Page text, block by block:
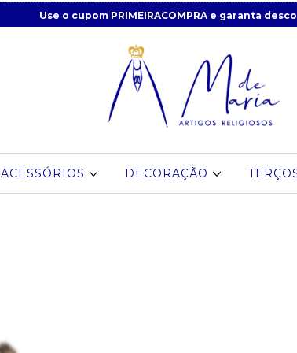
Use o cupom PRIMEIRACOMPRA e garanta
ACESSÓRIOS DECORAÇÃO